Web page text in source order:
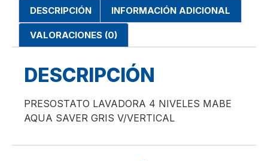
DESCRIPCIÓN INFORMACIÓN ADICIONAL
VALORACIONES (0)
DESCRIPCIÓN
PRESOSTATO LAVADORA 4 NIVELES MABE
AQUA SAVER GRIS V/VERTICAL